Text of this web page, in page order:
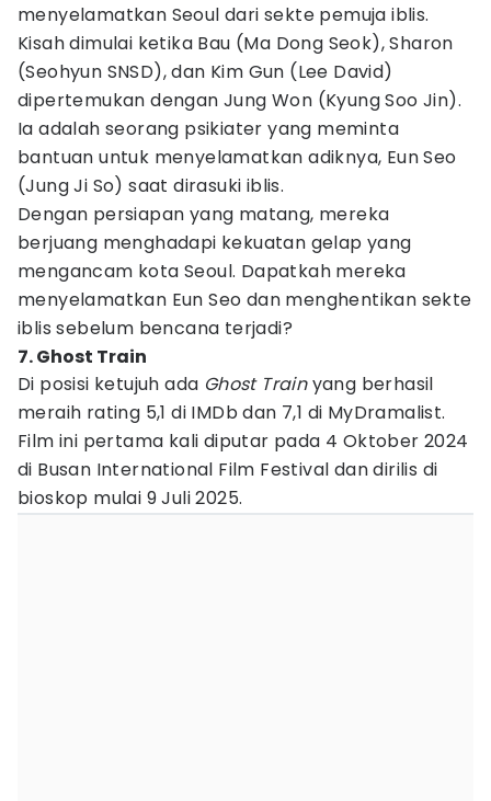
menyelamatkan Seoul dari sekte pemuja iblis.
Kisah dimulai ketika Bau (Ma Dong Seok), Sharon
(Seohyun SNSD), dan Kim Gun (Lee David)
dipertemukan dengan Jung Won (Kyung Soo Jin).
Ia adalah seorang psikiater yang meminta
bantuan untuk menyelamatkan adiknya, Eun Seo
(Jung Ji So) saat dirasuki iblis.
Dengan persiapan yang matang, mereka
berjuang menghadapi kekuatan gelap yang
mengancam kota Seoul. Dapatkah mereka
menyelamatkan Eun Seo dan menghentikan sekte
iblis sebelum bencana terjadi?
7. Ghost Train
Di posisi ketujuh ada Ghost Trainyang berhasil
meraih rating 5,1 di IMDb dan 7,1 di MyDramalist.
Film ini pertama kali diputar pada 4 Oktober 2024
di Busan International Film Festival dan dirilis di
bioskop mulai 9 Juli 2025.